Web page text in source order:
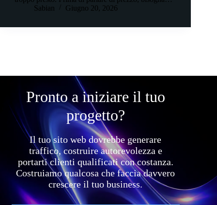
Sabian
Giugno 20, 2026
Pronto a iniziare il tuo
progetto?
Il tuo sito web dovrebbe generare
traffico, costruire autorevolezza e
portarti clienti qualificati con costanza.
Costruiamo qualcosa che faccia davvero
crescere il tuo business.